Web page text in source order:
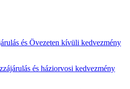
és Övezeten kívüli kedvezmény
és háziorvosi kedvezmény